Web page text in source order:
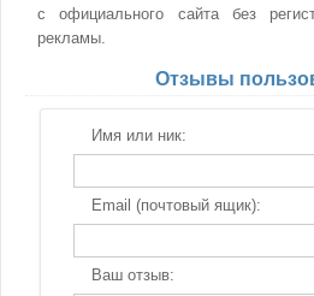
с официального сайта без
рекламы.
Отзывы
Имя или ник:
Email (почтовый ящик):
Ваш отзыв: